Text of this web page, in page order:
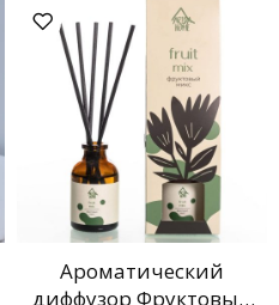
Ароматический
диффузор Фруктовый